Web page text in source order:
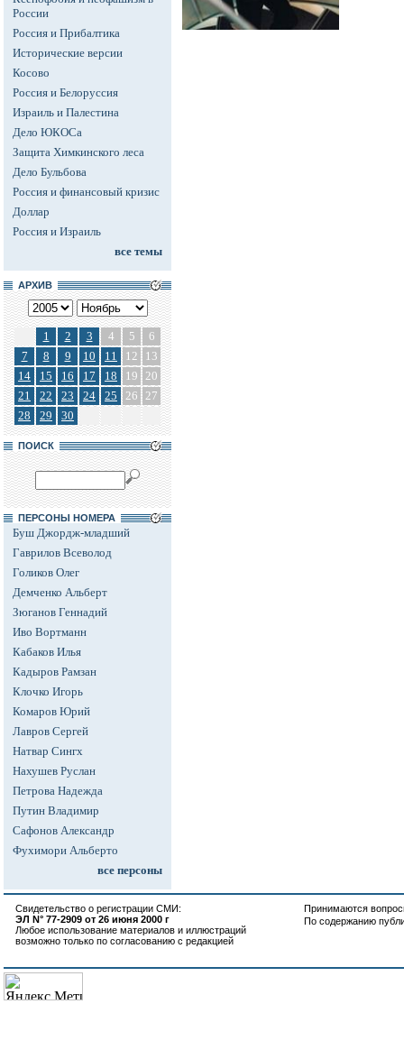
России
Россия и Прибалтика
Исторические версии
Косово
Россия и Белоруссия
Израиль и Палестина
Дело ЮКОСа
Защита Химкинского леса
Дело Бульбова
Россия и финансовый кризис
Доллар
Россия и Израиль
все темы
АРХИВ
1 2 3 4 5
6
7
8 9 10 11 12
13
14
15 16 17 18 19 20
21
22 23 24 25 26 27
28
29 30
ПОИСК
ПЕРСОНЫ НОМЕРА
Буш Джордж-младший
Гаврилов Всеволод
Голиков Олег
Демченко Альберт
Зюганов Геннадий
Иво Вортманн
Кабаков Илья
Кадыров Рамзан
Клочко Игорь
Комаров Юрий
Лавров Сергей
Натвар Сингх
Нахушев Руслан
Петрова Надежда
Путин Владимир
Сафонов Александр
Фухимори Альберто
все персоны
Свидетельство о регистрации СМИ:
ЭЛ N° 77-2909 от 26 июня 2000 г
Любое использование материалов и иллюстраций
возможно только по согласованию с редакцией
Принимаются
По содержанию